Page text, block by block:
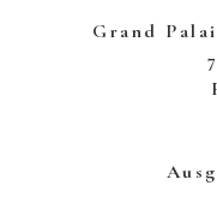
Grand